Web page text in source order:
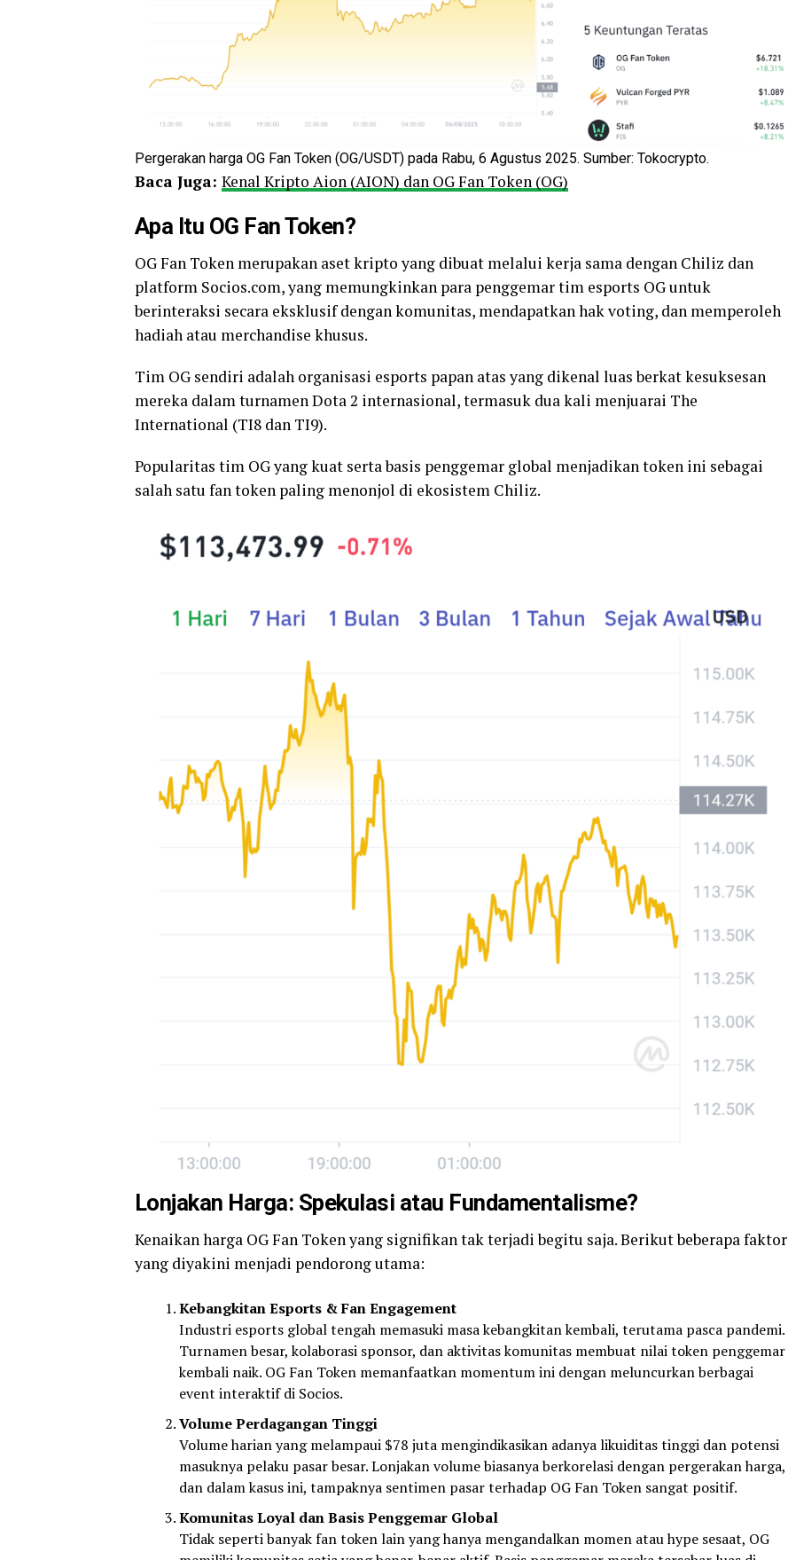
Pergerakan harga OG Fan Token (OG/USDT) pada Rabu, 6 Agustus 2025. Sumber: Tokocrypto.
Baca Juga: Kenal Kripto Aion (AION) dan OG Fan Token (OG)
Apa Itu OG Fan Token?
OG Fan Token merupakan aset kripto yang dibuat melalui kerja sama dengan Chiliz dan
platform Socios.com, yang memungkinkan para penggemar tim esports OG untuk
berinteraksi secara eksklusif dengan komunitas, mendapatkan hak voting, dan memperoleh
hadiah atau merchandise khusus.
Tim OG sendiri adalah organisasi esports papan atas yang dikenal luas berkat kesuksesan
mereka dalam turnamen Dota 2 internasional, termasuk dua kali menjuarai The
International (TI8 dan TI9).
Popularitas tim OG yang kuat serta basis penggemar global menjadikan token ini sebagai
salah satu fan token paling menonjol di ekosistem Chiliz.
Lonjakan Harga: Spekulasi atau Fundamentalisme?
Kenaikan harga OG Fan Token yang signifikan tak terjadi begitu saja. Berikut beberapa faktor
yang diyakini menjadi pendorong utama:
Kebangkitan Esports & Fan Engagement
Industri esports global tengah memasuki masa kebangkitan kembali, terutama pasca pandemi.
Turnamen besar, kolaborasi sponsor, dan aktivitas komunitas membuat nilai token penggemar
kembali naik. OG Fan Token memanfaatkan momentum ini dengan meluncurkan berbagai
event interaktif di Socios.
Volume Perdagangan Tinggi
Volume harian yang melampaui $78 juta mengindikasikan adanya likuiditas tinggi dan potensi
masuknya pelaku pasar besar. Lonjakan volume biasanya berkorelasi dengan pergerakan harga,
dan dalam kasus ini, tampaknya sentimen pasar terhadap OG Fan Token sangat positif.
Komunitas Loyal dan Basis Penggemar Global
Tidak seperti banyak fan token lain yang hanya mengandalkan momen atau hype sesaat, OG